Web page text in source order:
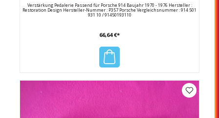
Verstärkung Pedalerie Passend für Porsche 914 Baujahr 1970 - 1976 Hersteller :
Restoration Design Hersteller-Nummer : P357 Porsche Vergleichsnummer : 914 501
931 10 / 91450193110
66,64 €*